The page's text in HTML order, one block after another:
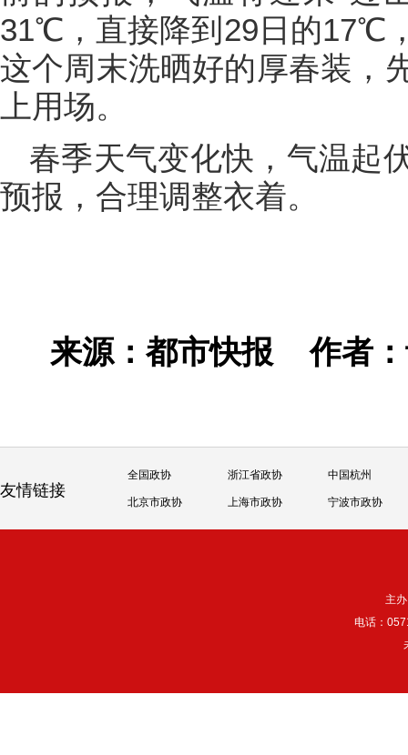
31℃，直接降到29日的17℃
这个周末洗晒好的厚春装，
上用场。
春季天气变化快，气温起
预报，合理调整衣着。
来源：都市快报作者
友情链接
全国政协 浙江省政协 中国杭州
北京市政协 上海市政协 宁波市政协
主
电话：